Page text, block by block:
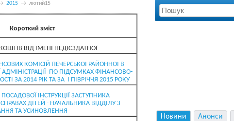
2015→ лютий15
Короткий зміст
ВІД ІМЕНІ НЕДІЄЗДАТНОЇ
КОМІСІЙ ПЕЧЕРСЬКОЇ РАЙОННОЇ В
АДМІНІСТРАЦІЇ ПО ПІДСУМКАХ ФІНАНСОВО-
ЗА 2014 РІК ТА ЗА І ПІВРІЧЧЯ 2015 РОКУ
ІНСТРУКЦІЇ ЗАСТУПНИКА
ДІТЕЙ - НАЧАЛЬНИКА ВІДДІЛУ З
ТА УСИНОВЛЕННЯ
Новини Анонси